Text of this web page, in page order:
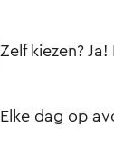
Zelf kiezen?
Elke dag op